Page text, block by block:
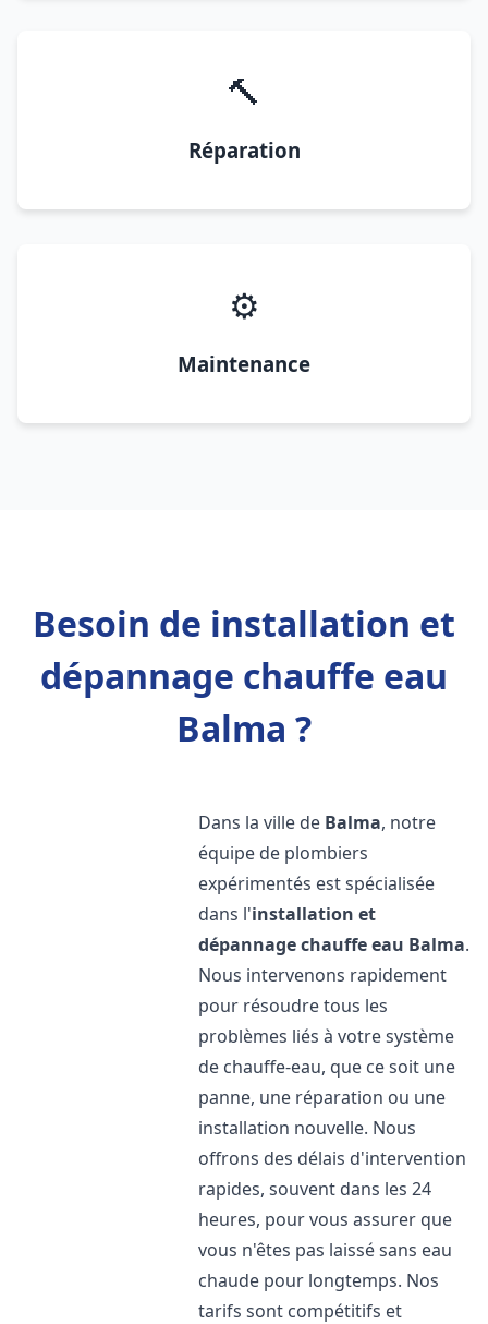
🔨
Réparation
⚙️
Maintenance
Besoin de installation et
dépannage chauffe eau
Balma ?
Dans la ville de Balma, notre
équipe de plombiers
expérimentés est spécialisée
dans l'installation et
dépannage chauffe eau Balma.
Nous intervenons rapidement
pour résoudre tous les
problèmes liés à votre système
de chauffe-eau, que ce soit une
panne, une réparation ou une
installation nouvelle. Nous
offrons des délais d'intervention
rapides, souvent dans les 24
heures, pour vous assurer que
vous n'êtes pas laissé sans eau
chaude pour longtemps. Nos
tarifs sont compétitifs et